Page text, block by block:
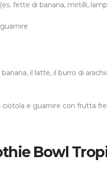
fette di banana, mirtilli,
il latte, il burro di
e guarnire con frutta
Bowl